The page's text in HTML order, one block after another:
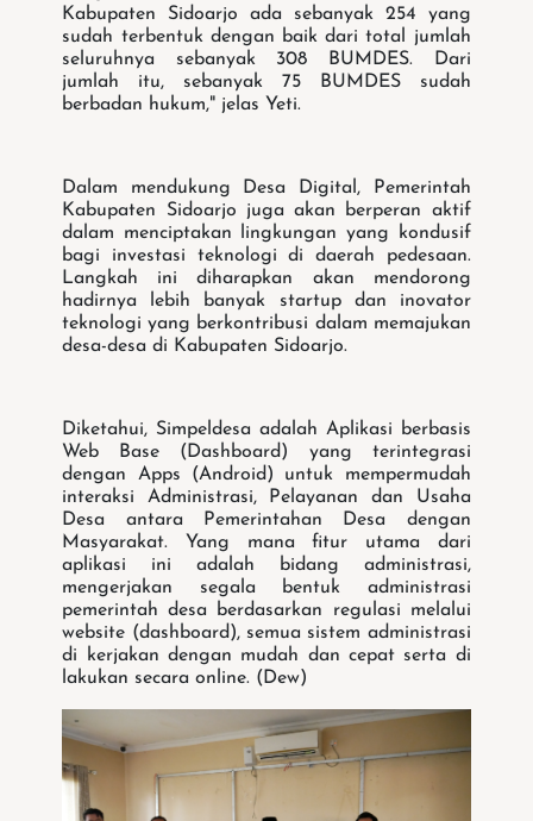
Kabupaten Sidoarjo ada sebanyak 254 yang
sudah terbentuk dengan baik dari total jumlah
seluruhnya sebanyak 308 BUMDES. Dari
jumlah itu, sebanyak 75 BUMDES sudah
berbadan hukum," jelas Yeti.
Dalam mendukung Desa Digital, Pemerintah
Kabupaten Sidoarjo juga akan berperan aktif
dalam menciptakan lingkungan yang kondusif
bagi investasi teknologi di daerah pedesaan.
Langkah ini diharapkan akan mendorong
hadirnya lebih banyak startup dan inovator
teknologi yang berkontribusi dalam memajukan
desa-desa di Kabupaten Sidoarjo.
Diketahui, Simpeldesa adalah Aplikasi berbasis
Web Base (Dashboard) yang terintegrasi
dengan Apps (Android) untuk mempermudah
interaksi Administrasi, Pelayanan dan Usaha
Desa antara Pemerintahan Desa dengan
Masyarakat. Yang mana fitur utama dari
aplikasi ini adalah bidang administrasi,
mengerjakan segala bentuk administrasi
pemerintah desa berdasarkan regulasi melalui
website (dashboard), semua sistem administrasi
di kerjakan dengan mudah dan cepat serta di
lakukan secara online. (Dew)